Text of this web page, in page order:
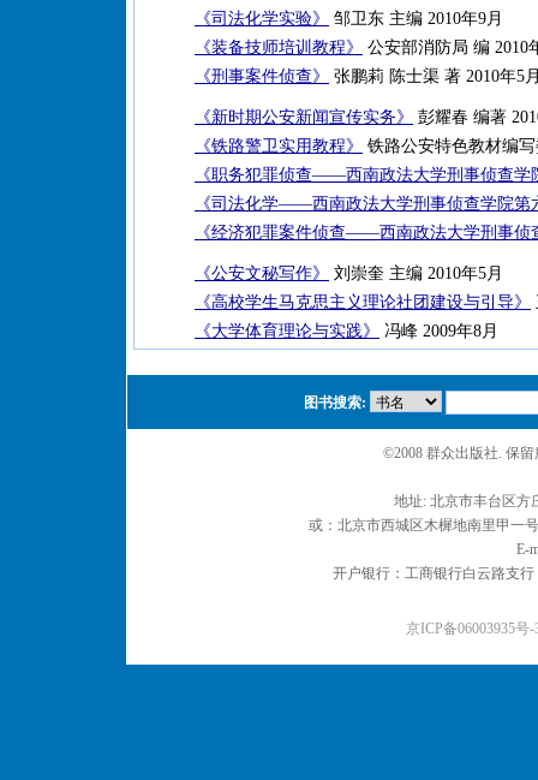
《司法化学实验》
邹卫东 主编 2010年9月
《装备技师培训教程》
公安部消防局 编 2010
《刑事案件侦查》
张鹏莉 陈士渠 著 2010年5
《新时期公安新闻宣传实务》
彭耀春 编著
《铁路警卫实用教程》
铁路公安特色教材编
《职务犯罪侦查——西南政法大学刑事侦查学
《司法化学——西南政法大学刑事侦查学院第
《经济犯罪案件侦查——西南政法大学刑事侦
《公安文秘写作》
刘崇奎 主编 2010年5月
《高校学生马克思主义理论社团建设与引导》
《大学体育理论与实践》
冯峰 2009年8月
图书搜索:
©2008 群众出版社. 保
地址: 北京市丰台区
或：北京市西城区木樨地南里甲一
E-
开户银行：工商银行白云路支
京ICP备06003935号-